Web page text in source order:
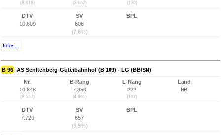
(8.618) (3.652) (130)
DTV
10.609
SV
806
(7,6%)
BPL
Infos...
B 96 AS Senftenberg-Güterbahnhof (B 169) - LG (BB/SN)
Nr.
10.848
(8.557)
B-Rang
7.350
(4.961)
L-Rang
222
(107)
Land
BB
DTV
7.729
SV
657
(8,5%)
BPL